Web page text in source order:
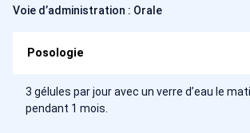
Voie d’administration : Orale
Posologie
3 gélules par jour avec un verre d’eau le
pendant 1 mois.